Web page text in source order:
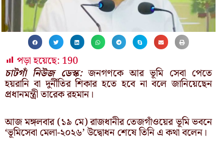
পড়া হয়েছে: 190
চাটগাঁ নিউজ ডেস্ক:জনগণকে আর ভূমি সেবা পেতে
হয়রানি বা দুর্নীতির শিকার হতে হবে না বলে জানিয়েছেন
প্রধানমন্ত্রী তারেক রহমান।
আজ মঙ্গলবার (১৯ মে) রাজধানীর তেজগাঁওয়ের ভূমি ভবনে
‘ভূমিসেবা মেলা-২০২৬’ উদ্বোধন শেষে তিনি এ কথা বলেন।